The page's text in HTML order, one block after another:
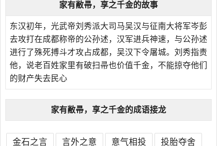
家有敝帚，享之千金的故事
东汉初年，光武帝刘秀派大司马吴汉与征南大将军岑彭
去攻打在成都称帝的公孙述，汉军进兵神速，与公孙述
进行了殊死搏斗才攻占成都，吴汉下令屠城。刘秀指责
他，说老百姓家里有破扫帚也价值千金，不能掠夺他们
的财产失去民心
家有敝帚，享之千金的成语接龙
金石之言 言外之意 意气相投 投胎夺舍